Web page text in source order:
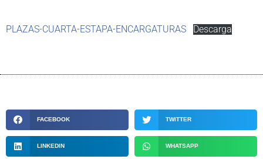
PLAZAS-CUARTA-ESTAPA-ENCARGATURAS Descarga
FACEBOOK TWITTER
LINKEDIN WHATSAPP